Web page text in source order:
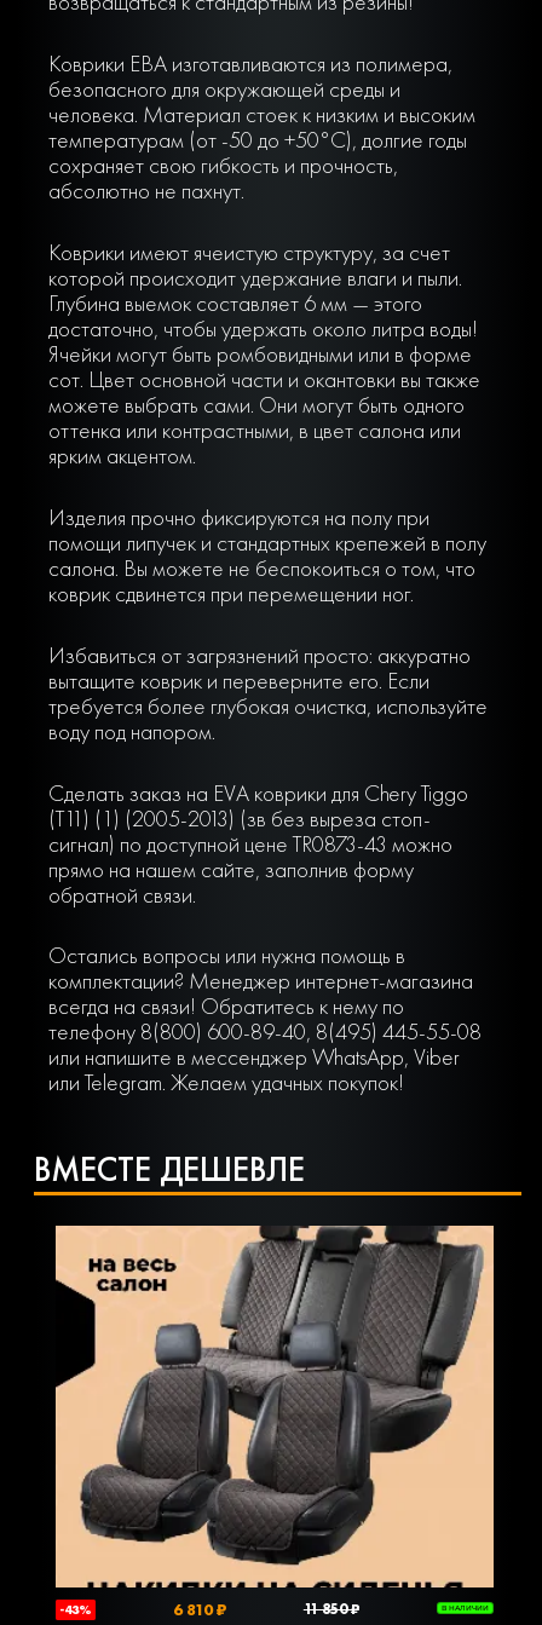
Коврики ЕВА изготавливаются из полимера,
безопасного для окружающей среды и
человека. Материал стоек к низким и высоким
температурам (от -50 до +50°С), долгие годы
сохраняет свою гибкость и прочность,
абсолютно не пахнут.
Коврики имеют ячеистую структуру, за счет
которой происходит удержание влаги и пыли.
Глубина выемок составляет 6 мм — этого
достаточно, чтобы удержать около литра воды!
Ячейки могут быть ромбовидными или в форме
сот. Цвет основной части и окантовки вы также
можете выбрать сами. Они могут быть одного
оттенка или контрастными, в цвет салона или
ярким акцентом.
Изделия прочно фиксируются на полу при
помощи липучек и стандартных крепежей в полу
салона. Вы можете не беспокоиться о том, что
коврик сдвинется при перемещении ног.
Избавиться от загрязнений просто: аккуратно
вытащите коврик и переверните его. Если
требуется более глубокая очистка, используйте
воду под напором.
Сделать заказ на EVA коврики для Chery Tiggo
(T11) (1) (2005-2013) (зв без выреза стоп-
сигнал) по доступной цене TR0873-43 можно
прямо на нашем сайте, заполнив форму
обратной связи.
Остались вопросы или нужна помощь в
комплектации? Менеджер интернет-магазина
всегда на связи! Обратитесь к нему по
телефону 8(800) 600-89-40, 8(495) 445-55-08
или напишите в мессенджер WhatsApp, Viber
или Telegram. Желаем удачных покупок!
ВМЕСТЕ ДЕШЕВЛЕ
-43% 6 810 ₽ 11 850 ₽ В НАЛИЧИИ